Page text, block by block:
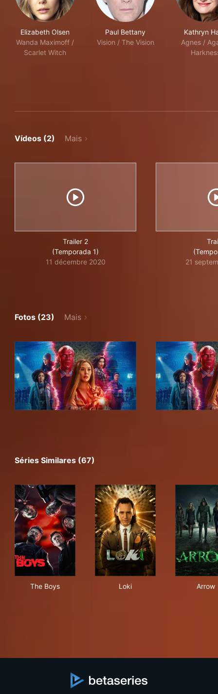
Elizabeth Olsen
Wanda Maximoff /
Scarlet Witch
Paul Bettany
Vision / The Vision
Kathryn
Agnes /
Vídeos (2) Mais
Trailer 2
(Temporada 1)
11 décembre 2020
21
Fotos (23) Mais
Séries Similares (67)
The Boys Loki Arrow